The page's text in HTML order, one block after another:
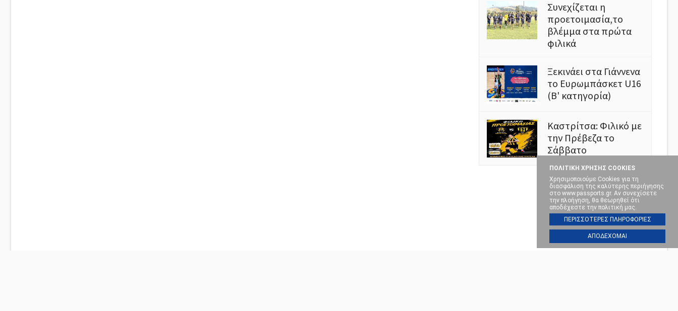
ΠΟΛΙΤΙΚΗ ΧΡΗΣΗΣ COOKIES
Χρησιμοποιούμε Cookies για τη
διασφάλιση της καλύτερης περιήγησης
στο www.passports.gr. Αν συνεχίσετε
την πλοήγηση, θα θεωρηθεί ότι
αποδέχεστε την πολιτική μας.
ΠΕΡΙΣΣΟΤΕΡΕΣ ΠΛΗΡΟΦΟΡΙΕΣ
ΑΠΟΔΕΧΟΜΑΙ
Συνεχίζεται η
προετοιμασία,το
βλέμμα στα πρώτα
φιλικά
Ξεκινάει στα Γιάννενα
το Ευρωμπάσκετ U16
(Β' κατηγορία)
Καστρίτσα: Φιλικό με
την Πρέβεζα το
Σάββατο